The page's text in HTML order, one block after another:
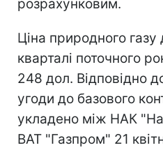
розрахунковим.
Ціна природного газу
кварталі поточного
248 дол. Відповідно
угоди до базового
укладено між НАК
ВАТ "Газпром" 21